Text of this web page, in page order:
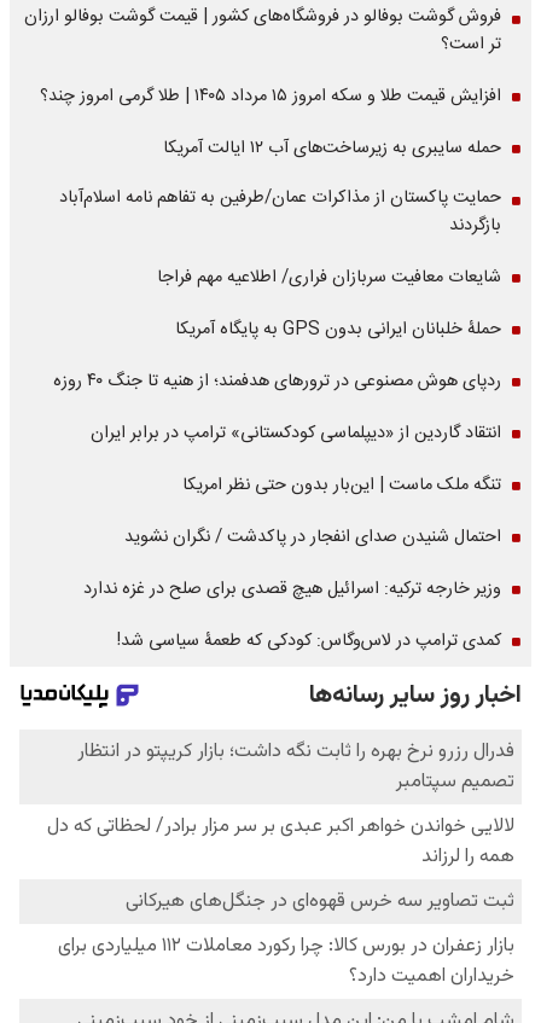
فروش گوشت بوفالو در فروشگاه‌های کشور | قیمت گوشت بوفالو ارزان
تر است؟
افزایش قیمت طلا و سکه امروز ۱۵ مرداد ۱۴۰۵ | طلا گرمی امروز چند؟
حمله سایبری به زیرساخت‌های آب ۱۲ ایالت آمریکا
حمایت پاکستان از مذاکرات عمان/طرفین به تفاهم نامه اسلام‌آباد
بازگردند
شایعات معافیت سربازان فراری/ اطلاعیه مهم فراجا
حملۀ خلبانان ایرانی بدون GPS به پایگاه آمریکا
ردپای هوش مصنوعی در ترورهای هدفمند؛ از هنیه تا جنگ ۴۰ روزه
انتقاد گاردین از «دیپلماسی کودکستانی» ترامپ در برابر ایران
تنگه ملک ماست | این‌بار بدون حتی نظر امریکا
احتمال شنیدن صدای انفجار در پاکدشت / نگران نشوید
وزیر خارجه ترکیه: اسرائیل هیچ قصدی برای صلح در غزه ندارد
کمدی ترامپ در لاس‌وگاس: کودکی که طعمۀ سیاسی شد!